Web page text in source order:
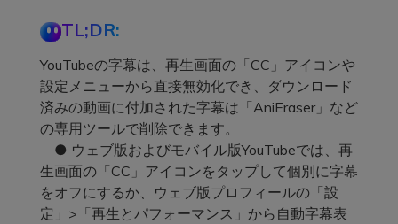
TL;DR:
YouTubeの字幕は、再生画面の「CC」アイコンや
設定メニューから直接無効化でき、ダウンロード
済みの動画に付加された字幕は「AniEraser」など
の専用ツールで削除できます。
● ウェブ版およびモバイル版YouTubeでは、再
生画面の「CC」アイコンをタップして個別に字幕
をオフにするか、ウェブ版プロフィールの「設
定」>「再生とパフォーマンス」から自動字幕表